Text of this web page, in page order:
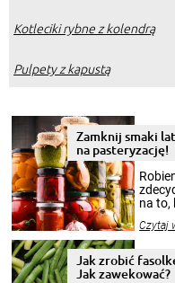
Kotleciki rybne z kolendrą
Pulpety z kapustą
Zamknij smaki
na pasteryzację!
na to,
pełni
Czytaj
Jak zrobić
Jak zawekować?